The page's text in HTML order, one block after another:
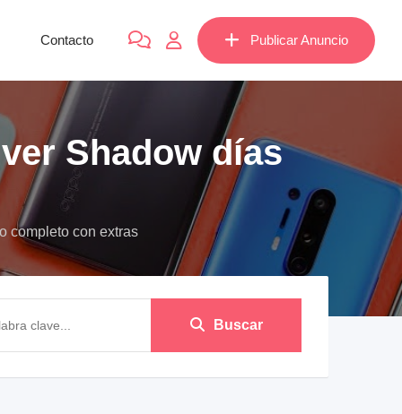
Publicar Anuncio
Contacto
Shadow días
completo con extras
Buscar